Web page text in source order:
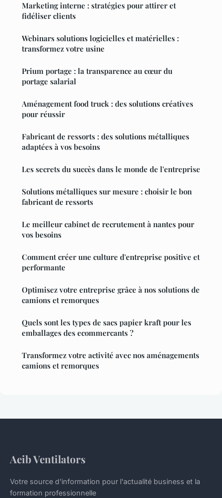
Marketing interne : stratégies pour attirer et
fidéliser clients
Webinars solutions logicielles et matérielles :
transformez votre usine
Prium portage : la transparence au cœur du
portage salarial
Aménagement food truck : des solutions créatives
pour réussir
Fabricant de ressorts : des solutions métalliques
adaptées à vos besoins
Les secrets du succès dans le monde de l'entreprise
Solutions métalliques sur mesure : choisir le bon
fabricant de ressorts
Le meilleur cabinet de recrutement à nantes pour
vos besoins
Comment créer une culture d'entreprise positive et
performante
Optimisez votre entreprise grâce à nos solutions de
camions et remorques
Quels sont les types de sacs papier kraft pour les
emballages des ecommercants ?
Transformez votre activité avec nos aménagements
camions et remorques
Aeib Ventilators
Votre source d'information pour l'actualité business et la
formation professionnelle